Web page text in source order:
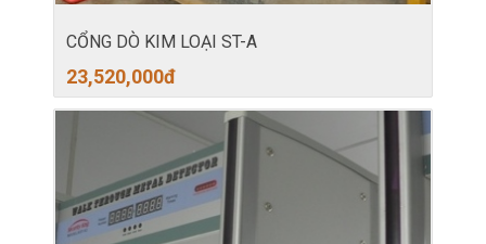
CỔNG DÒ KIM LOẠI ST-A
23,520,000đ